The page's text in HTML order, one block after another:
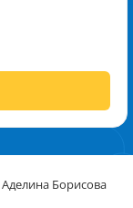
Аделина Борисова